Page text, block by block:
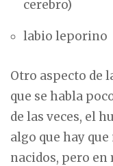
cerebro)
labio leporino
Otro aspecto de
que se habla
de las veces, el
algo que hay
nacidos, pero